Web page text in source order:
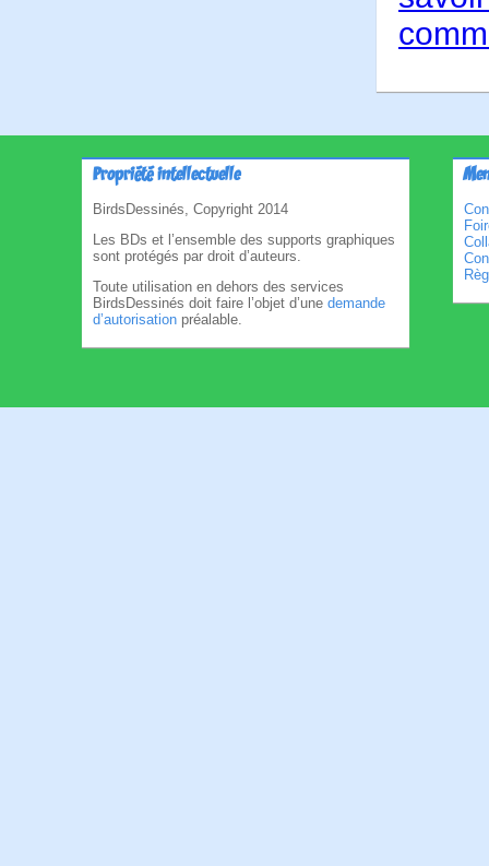
Propriété intellectuelle
BirdsDessinés, Copyright 2014
Les BDs et l’ensemble des supports graphiques
sont protégés par droit d’auteurs.
Toute utilisation en dehors des services
BirdsDessinés doit faire l’objet d’une demande
d’autorisation préalable.